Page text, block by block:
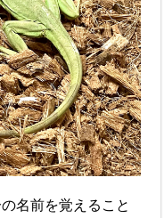
名前を覚えること